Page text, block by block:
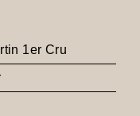
1er Cru